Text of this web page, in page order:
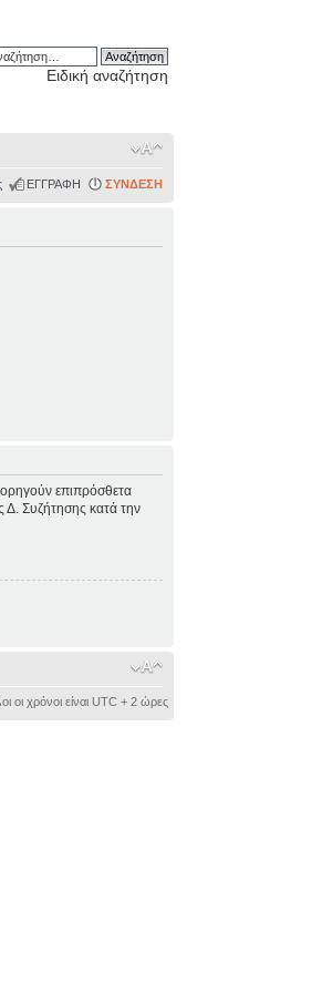
Ειδική αναζήτηση
ΕΓΓΡΑΦΗ ΣΥΝΔΕΣΗ
επιπρόσθετα
Δ. Συζήτησης κατά την
οι χρόνοι είναι UTC + 2 ώρες